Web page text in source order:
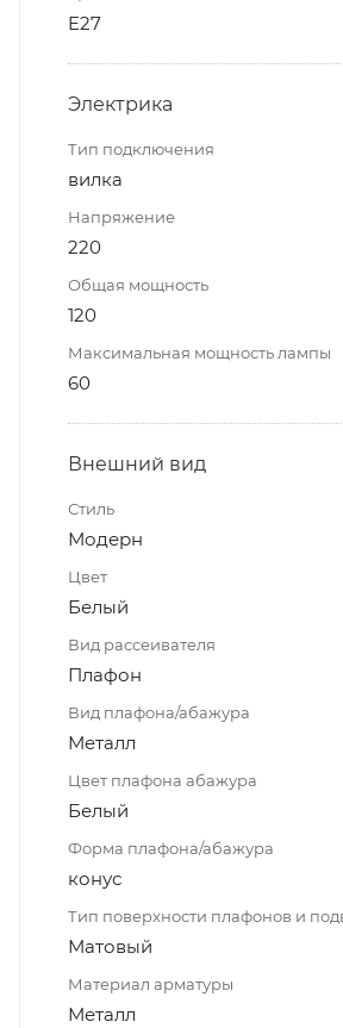
E27
Электрика
Тип подключения
вилка
Напряжение
220
Общая мощность
120
Максимальная мощность лампы
60
Внешний вид
Стиль
Модерн
Цвет
Белый
Вид рассеивателя
Плафон
Вид плафона/абажура
Металл
Цвет плафона абажура
Белый
Форма плафона/абажура
конус
Тип поверхности плафонов и
Матовый
Материал арматуры
Металл